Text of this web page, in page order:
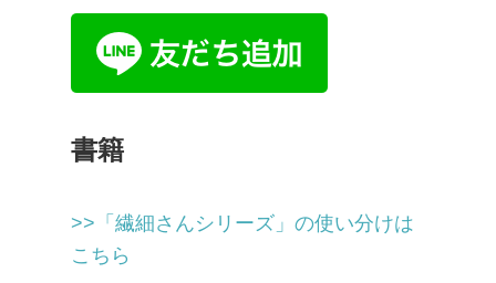
書籍
>>「繊細さんシリーズ」の使い分けは
こちら